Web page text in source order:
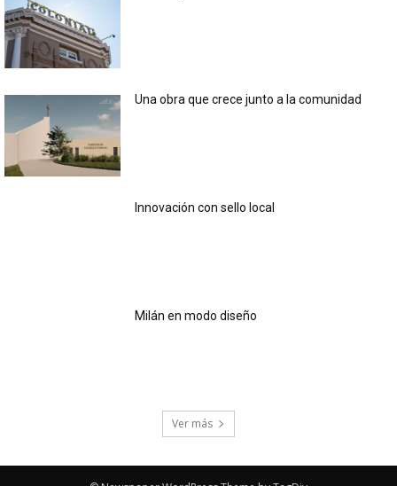
Una obra que crece junto a la comunidad
Innovación con sello local
Milán en modo diseño
Ver más